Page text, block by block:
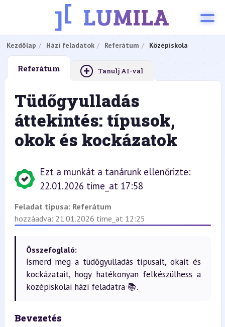
Kezdőlap Házi feladatok Referátum Középiskola
Referátum + Tanulj AI-val
Tüdőgyulladás
áttekintés: típusok,
okok és kockázatok
Ezt a munkát a tanárunk ellenőrizte:
22.01.2026 time_at 17:58
Feladat típusa: Referátum
hozzáadva: 21.01.2026 time_at 12:25
Összefoglaló:
Ismerd meg a tüdőgyulladás típusait, okait és
kockázatait, hogy hatékonyan felkészülhess a
középiskolai házi feladatra 📚.
Bevezetés